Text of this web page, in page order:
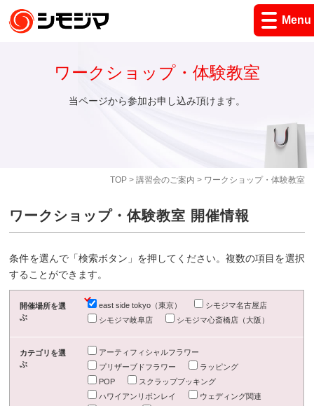
Menu
TOP> 講習会のご案内 > ワークショップ・体験教室
ワークショップ・体験教室
当ページから参加お申し込み頂けます。
ワークショップ・体験教室 開催情報
条件を選んで「検索ボタン」を押してください。複数の項目を選択
することができます。
開催場所を選
ぶ
east side tokyo（東京）
シモジマ名古屋店
シモジマ岐阜店
シモジマ心斎橋店（大阪）
カテゴリを選
ぶ
アーティフィシャルフラワー
プリザーブドフラワー
ラッピング
POP
スクラップブッキング
ハワイアンリボンレイ
ウェディング関連